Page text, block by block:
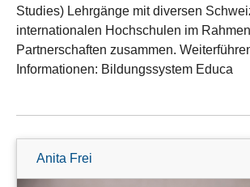
Studies) Lehrgänge mit diversen
internationalen Hochschulen im
Partnerschaften zusammen.
Informationen: Bildungssystem Educa
Anita Frei